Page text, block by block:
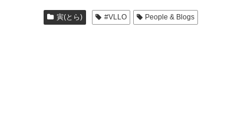
寅(とら) #VLLO People & Blogs